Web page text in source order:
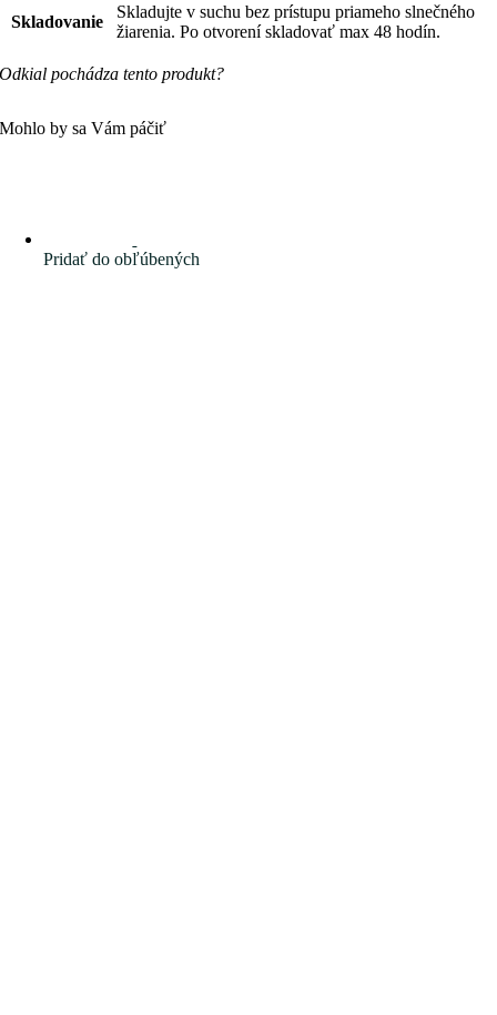
Skladovanie
Skladujte v suchu bez prístupu priameho slnečného
žiarenia. Po otvorení skladovať max 48 hodín.
Odkial pochádza tento produkt?
Mohlo by sa Vám páčiť
Pridať do obľúbených